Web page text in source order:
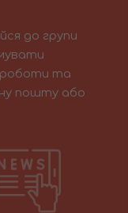
до групи
роботи та
пошту або